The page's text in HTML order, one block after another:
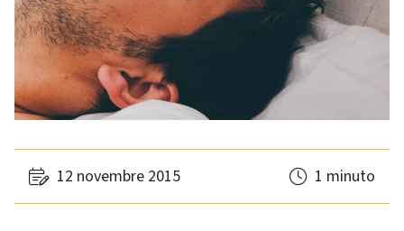
12 novembre 2015 1 minuto